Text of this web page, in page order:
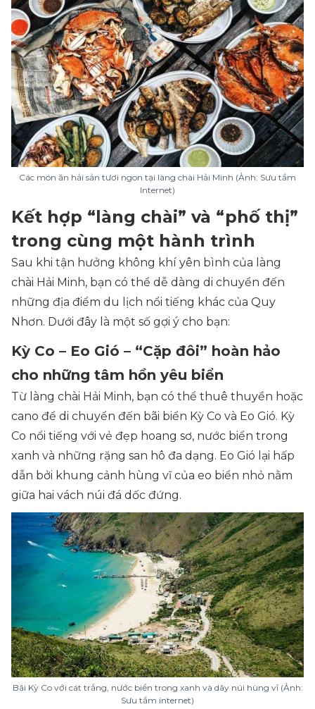
Các món ăn hải sản tươi ngon tại làng chài Hải Minh (Ảnh: Sưu tầm
Internet)
Kết hợp “làng chài” và “phố thị”
trong cùng một hành trình
Sau khi tận hưởng không khí yên bình của làng
chài Hải Minh, bạn có thể dễ dàng di chuyển đến
những địa điểm du lịch nổi tiếng khác của Quy
Nhơn. Dưới đây là một số gợi ý cho bạn:
Kỳ Co – Eo Gió – “Cặp đôi” hoàn hảo
cho những tâm hồn yêu biển
Từ làng chài Hải Minh, bạn có thể thuê thuyền hoặc
cano để di chuyển đến bãi biển Kỳ Co và Eo Gió. Kỳ
Co nổi tiếng với vẻ đẹp hoang sơ, nước biển trong
xanh và những rặng san hô đa dạng. Eo Gió lại hấp
dẫn bởi khung cảnh hùng vĩ của eo biển nhỏ nằm
giữa hai vách núi đá dốc đứng.
Bãi Kỳ Co với cát trắng, nước biển trong xanh và dãy núi hùng vĩ (Ảnh:
Sưu tầm internet)